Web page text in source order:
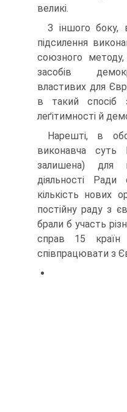
великі.
З іншого боку,
підсилення
союзного методу,
засобів
властивих для
в такий спосіб
леґітимності й
Нарешті, в
виконавча суть
залишена) для
діяльності
кількість нових
постійну раду з
брали б участь
справ 15
співпрацювати з